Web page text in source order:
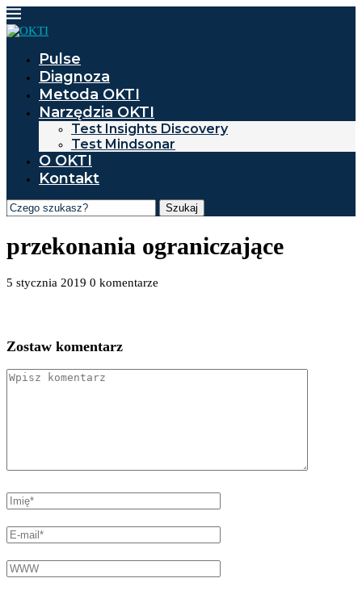
Pulse
Diagnoza
Metoda OKTI
Narzędzia OKTI
Test Insights Discovery
Test Mindsonar
O OKTI
Kontakt
Szukaj
przekonania ograniczające
5 stycznia 2019 0 komentarze
Zostaw komentarz